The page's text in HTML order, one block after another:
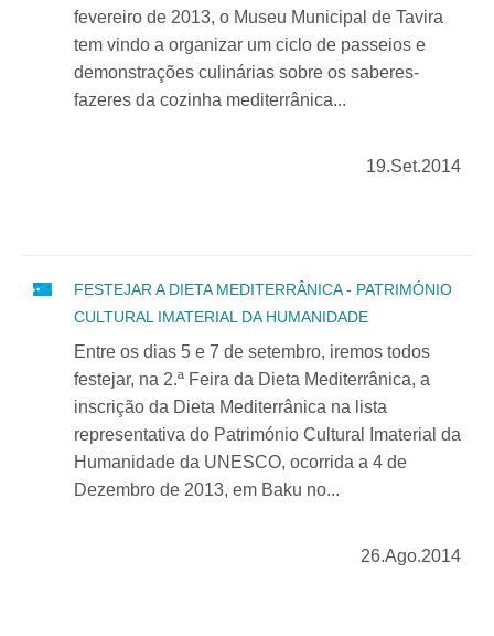
fevereiro de 2013, o Museu Municipal de Tavira
tem vindo a organizar um ciclo de passeios e
demonstrações culinárias sobre os saberes-
fazeres da cozinha mediterrânica...
19.Set.2014
FESTEJAR A DIETA MEDITERRÂNICA - PATRIMÓNIO
CULTURAL IMATERIAL DA HUMANIDADE
Entre os dias 5 e 7 de setembro, iremos todos
festejar, na 2.ª Feira da Dieta Mediterrânica, a
inscrição da Dieta Mediterrânica na lista
representativa do Património Cultural Imaterial da
Humanidade da UNESCO, ocorrida a 4 de
Dezembro de 2013, em Baku no...
26.Ago.2014